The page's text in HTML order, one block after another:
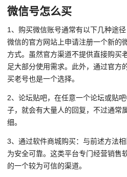
微信号怎么买
1、购买微信账号通常有以下几种途
微信的官方网站上申请注册一个新的
方式。虽然官方渠道不提供直接购买
足大部分使用需求。此外，通过官方
买老号也是一个选择。
2、论坛贴吧，在任意一个论坛或贴
子，就会有大量人的回复，不过通常
细。
3、通过软件商城购买：与前述方法
为安全可靠。这类平台专门经营销售
的一个较为可信的渠道。